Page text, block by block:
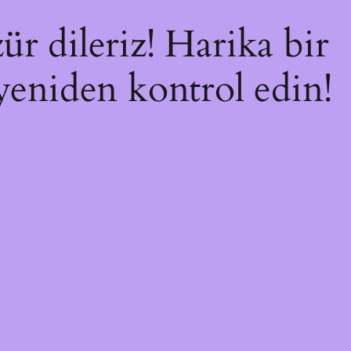
dileriz! Harika bir
kontrol edin!